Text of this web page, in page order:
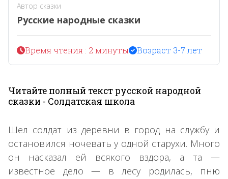
Автор сказки
Русские народные сказки
Время чтения : 2 минуты Возраст 3-7 лет
Читайте полный текст русской народной
сказки - Солдатская школа
Шел солдат из деревни в город на службу и
остановился ночевать у одной старухи. Много
он насказал ей всякого вздора, а та —
известное дело — в лесу родилась, пню